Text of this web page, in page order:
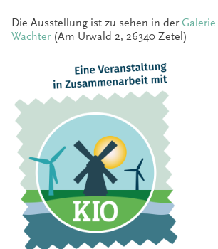
Die Ausstellung ist zu sehen in der
Wachter(Am Urwald 2, 26340 Zetel)